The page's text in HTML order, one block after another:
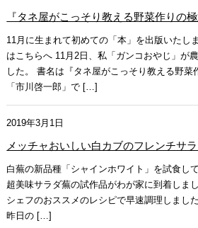
『タネ屋がこっそり教える野菜作りの極
11月に生まれて初めての「本」を出版いたし
はこちらへ 11月2日、私「ガンコおやじ」が
した。 書名は『タネ屋がこっそり教える野菜
「市川啓一郎」で […]
2019年3月1日
メッチャおいしい白カブのフレンチサ
白蕪の新品種「シャインホワイト」を試食
超美味サラダ蕪の試作品がわが家に到着しま
シェフのおススメのレシピで早速調理しまし
昨日の […]